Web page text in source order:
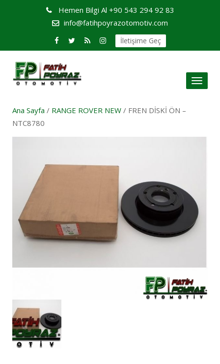
Hemen Bilgi Al +90 543 294 92 83
info@fatihpoyrazotomotiv.com
İletişime Geç
Toggle
Ana Sayfa / RANGE ROVER NEW / FREN DİSKİ ÖN –
NTC8780